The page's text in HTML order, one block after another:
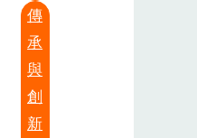
傳
承
與
創
新